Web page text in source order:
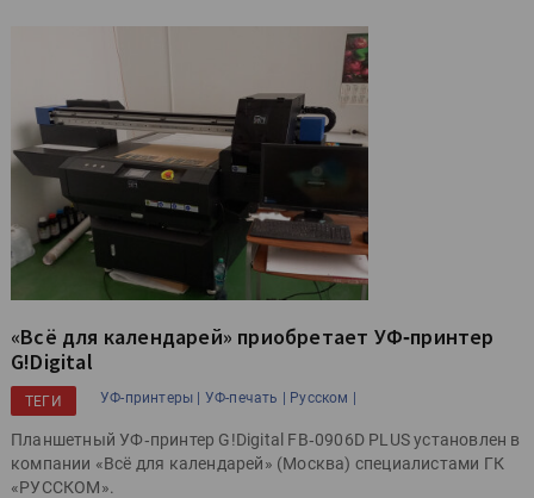
«Всё для календарей» приобретает УФ‑принтер
G!Digital
ТЕГИ УФ-принтеры | УФ-печать | Русском |
Планшетный УФ‑принтер G!Digital FB‑0906D PLUS установлен в
компании «Всё для календарей» (Москва) специалистами ГК
«РУССКОМ».